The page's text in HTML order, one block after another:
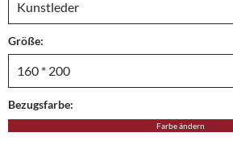
Größe:
Bezugsfarbe:
Farbe ändern